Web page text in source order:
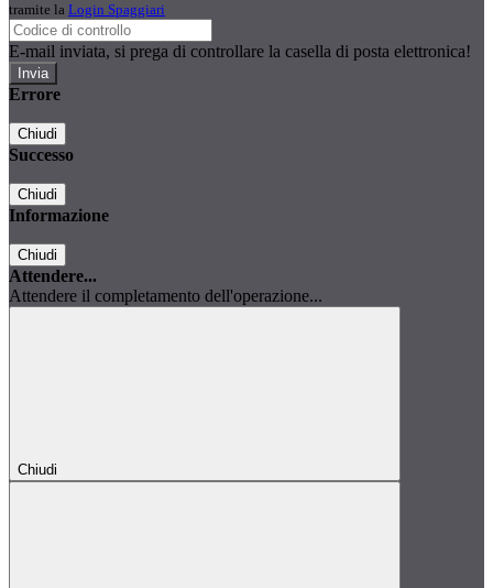
tramite la Login Spaggiari
E-mail inviata, si prega di controllare la casella di posta elettronica!
Errore
Chiudi
Successo
Chiudi
Informazione
Chiudi
Attendere...
Attendere il completamento dell'operazione...
Chiudi